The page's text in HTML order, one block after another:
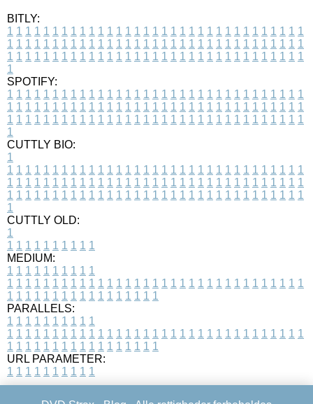
BITLY:
1 1 1 1 1 1 1 1 1 1 1 1 1 1 1 1 1 1 1 1 1 1 1 1 1 1 1 1 1 1 1 1 1
1 1 1 1 1 1 1 1 1 1 1 1 1 1 1 1 1 1 1 1 1 1 1 1 1 1 1 1 1 1 1 1 1
1 1 1 1 1 1 1 1 1 1 1 1 1 1 1 1 1 1 1 1 1 1 1 1 1 1 1 1 1 1 1 1 1
1
SPOTIFY:
1 1 1 1 1 1 1 1 1 1 1 1 1 1 1 1 1 1 1 1 1 1 1 1 1 1 1 1 1 1 1 1 1
1 1 1 1 1 1 1 1 1 1 1 1 1 1 1 1 1 1 1 1 1 1 1 1 1 1 1 1 1 1 1 1 1
1 1 1 1 1 1 1 1 1 1 1 1 1 1 1 1 1 1 1 1 1 1 1 1 1 1 1 1 1 1 1 1 1
1
CUTTLY BIO:
1
1 1 1 1 1 1 1 1 1 1 1 1 1 1 1 1 1 1 1 1 1 1 1 1 1 1 1 1 1 1 1 1 1
1 1 1 1 1 1 1 1 1 1 1 1 1 1 1 1 1 1 1 1 1 1 1 1 1 1 1 1 1 1 1 1 1
1 1 1 1 1 1 1 1 1 1 1 1 1 1 1 1 1 1 1 1 1 1 1 1 1 1 1 1 1 1 1 1 1
1
CUTTLY OLD:
1
1 1 1 1 1 1 1 1 1 1
MEDIUM:
1 1 1 1 1 1 1 1 1 1
1 1 1 1 1 1 1 1 1 1 1 1 1 1 1 1 1 1 1 1 1 1 1 1 1 1 1 1 1 1 1 1 1
1 1 1 1 1 1 1 1 1 1 1 1 1 1 1 1 1
PARALLELS:
1 1 1 1 1 1 1 1 1 1
1 1 1 1 1 1 1 1 1 1 1 1 1 1 1 1 1 1 1 1 1 1 1 1 1 1 1 1 1 1 1 1 1
1 1 1 1 1 1 1 1 1 1 1 1 1 1 1 1 1
URL PARAMETER:
1 1 1 1 1 1 1 1 1 1